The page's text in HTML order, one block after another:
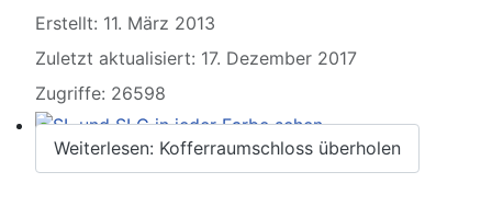
SL und SLC in jeder Farbe sehen
Erstellt: 11. März 2013
Zuletzt aktualisiert: 17. Dezember 2017
Zugriffe: 26598
Weiterlesen: Kofferraumschloss überholen